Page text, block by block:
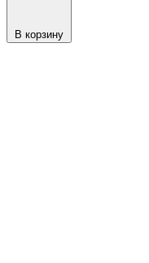
В корзину